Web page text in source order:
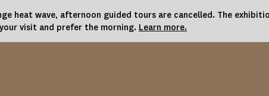
heat wave, afternoon guided tours are cancelled. The
visit and prefer the morning. Learn more.